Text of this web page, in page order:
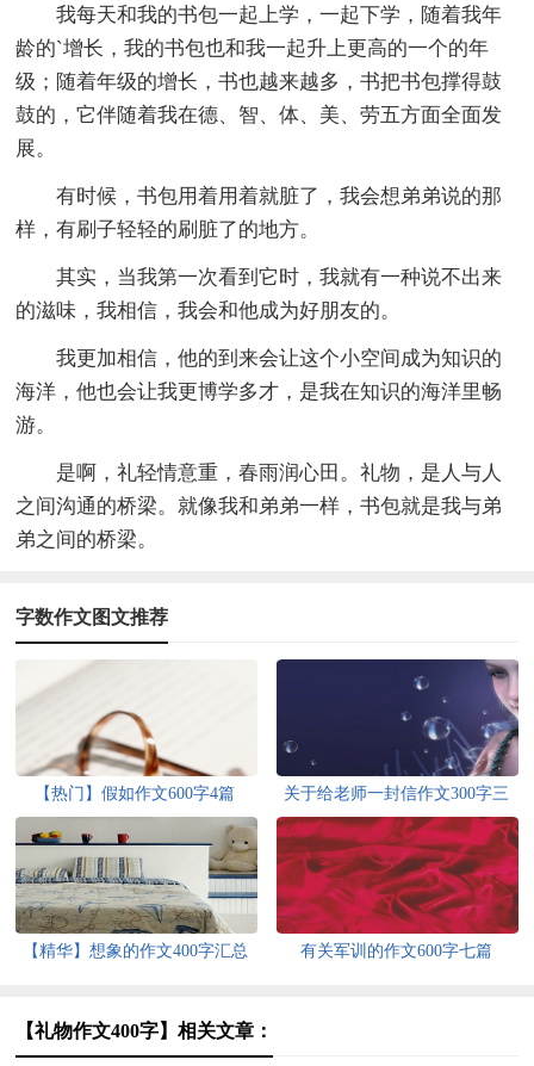
我每天和我的书包一起上学，一起下学，随着我年
龄的`增长，我的书包也和我一起升上更高的一个的年
级；随着年级的增长，书也越来越多，书把书包撑得鼓
鼓的，它伴随着我在德、智、体、美、劳五方面全面发
展。
有时候，书包用着用着就脏了，我会想弟弟说的那
样，有刷子轻轻的刷脏了的地方。
其实，当我第一次看到它时，我就有一种说不出来
的滋味，我相信，我会和他成为好朋友的。
我更加相信，他的到来会让这个小空间成为知识的
海洋，他也会让我更博学多才，是我在知识的海洋里畅
游。
是啊，礼轻情意重，春雨润心田。礼物，是人与人
之间沟通的桥梁。就像我和弟弟一样，书包就是我与弟
弟之间的桥梁。
字数作文图文推荐
【热门】假如作文600字4篇
关于给老师一封信作文300字三
篇
【精华】想象的作文400字汇总
有关军训的作文600字七篇
【礼物作文400字】相关文章：